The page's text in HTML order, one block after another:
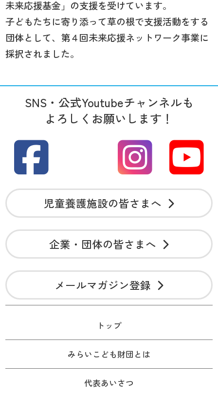
未来応援基金」の支援を受けています。
子どもたちに寄り添って草の根で支援活動をする
団体として、第４回未来応援ネットワーク事業に
採択されました。
SNS・公式Youtubeチャンネルも
よろしくお願いします！
児童養護施設の皆さまへ
企業・団体の皆さまへ
メールマガジン登録
トップ
みらいこども財団とは
代表あいさつ